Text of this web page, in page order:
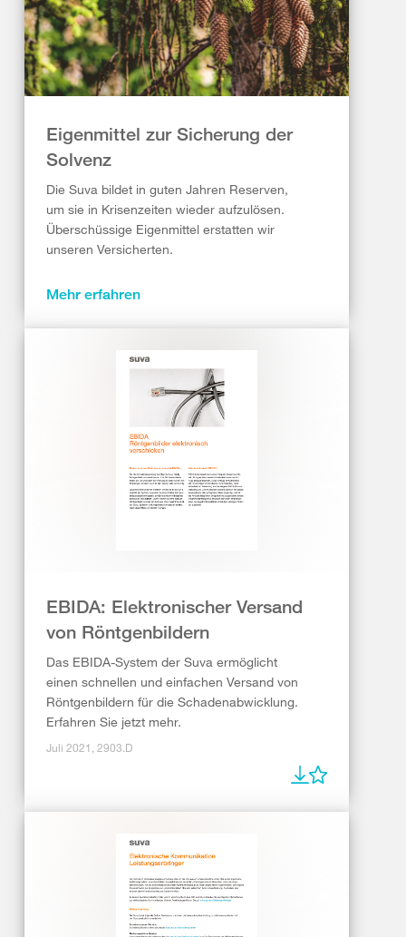
Eigenmittel zur Sicherung der
Solvenz
Die Suva bildet in guten Jahren Reserven,
um sie in Krisenzeiten wieder aufzulösen.
Überschüssige Eigenmittel erstatten wir
unseren Versicherten.
Mehr erfahren
EBIDA: Elektronischer Versand
von Röntgenbildern
Das EBIDA-System der Suva ermöglicht
einen schnellen und einfachen Versand von
Röntgenbildern für die Schadenabwicklung.
Erfahren Sie jetzt mehr.
Juli 2021, 2903.D